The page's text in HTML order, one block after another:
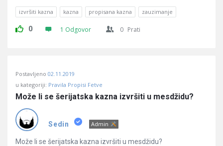
izvršiti kazna kazna propisana kazna zauzimanje
0 1 Odgovor 0 Prati
Postavljeno 02.11.2019
u kategoriji: Pravila Propisi Fetve
Može li se šerijatska kazna izvršiti u mesdžidu?
Sedin Admin
Može li se šerijatska kazna izvršiti u mesdžidu?